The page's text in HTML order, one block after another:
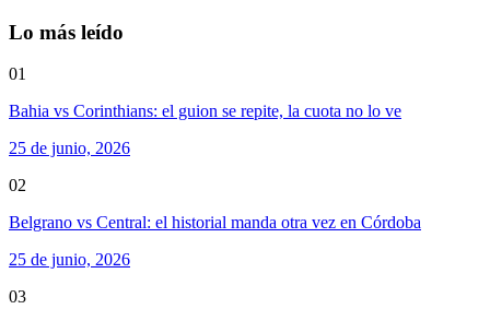
Lo más leído
01
Bahia vs Corinthians: el guion se repite, la cuota no lo ve
25 de junio, 2026
02
Belgrano vs Central: el historial manda otra vez en Córdoba
25 de junio, 2026
03